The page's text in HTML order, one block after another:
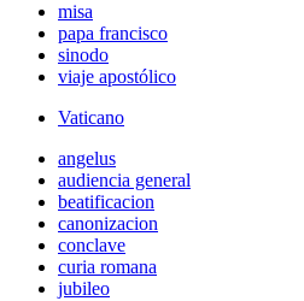
misa
papa francisco
sinodo
viaje apostólico
Vaticano
angelus
audiencia general
beatificacion
canonizacion
conclave
curia romana
jubileo